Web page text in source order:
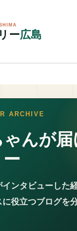
ー広島
ARCHIVE
んが
ー
ンタビューした
役立つブログを